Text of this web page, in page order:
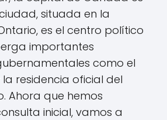
situada en la
es el centro político
importantes
como el
residencia oficial del
Ahora que hemos
inicial, vamos a